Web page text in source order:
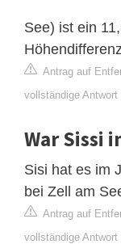
See) ist ein
Antrag auf
vollständige
War Sissi
Sisi hat es im
bei Zell am
Antrag auf
vollständige